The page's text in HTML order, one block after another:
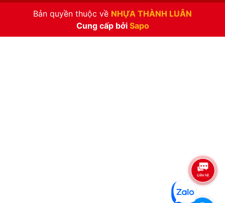
Bản quyền thuộc về NHỰA THÀNH LUÂN
Cung cấp bởi Sapo